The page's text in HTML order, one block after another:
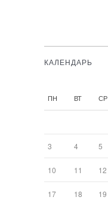
КАЛЕНДАРЬ
ПН ВТ СР
3 4 5
10 11 12
17 18 19